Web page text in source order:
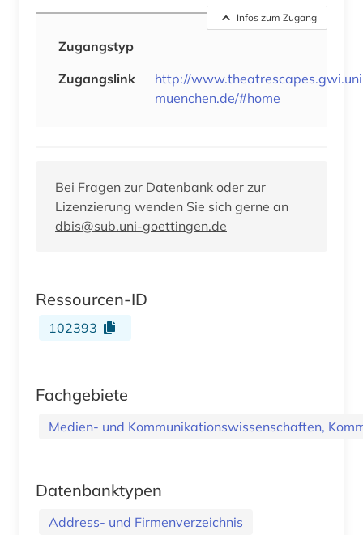
Infos zum Zugang
Zugangstyp
Zugangslink
http://
muenchen.de/#home
Bei Fragen zur Datenbank oder zur
Lizenzierung wenden Sie sich gerne an
dbis@sub.uni-goettingen.de
Ressourcen-ID
102393
Fachgebiete
Medien- und Kommunikationswissenschaften,
Datenbanktypen
Address- und Firmenverzeichnis